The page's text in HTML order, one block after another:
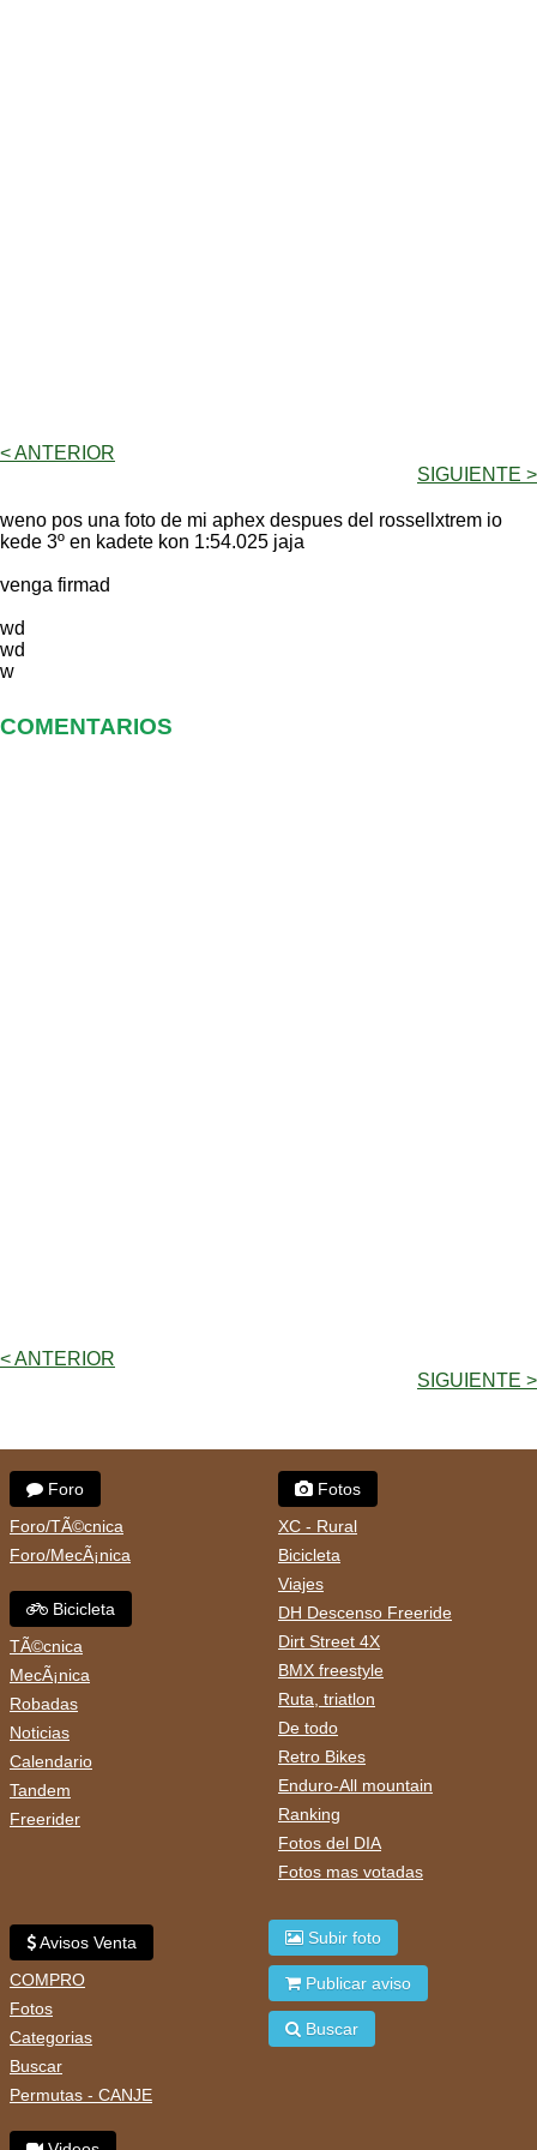
< ANTERIOR
SIGUIENTE >
weno pos una foto de mi aphex despues del rossellxtrem io
kede 3º en kadete kon 1:54.025 jaja
venga firmad
wd
wd
w
COMENTARIOS
< ANTERIOR
SIGUIENTE >
Foro
Foro/TÃ©cnica
Foro/MecÃ¡nica
Bicicleta
TÃ©cnica
MecÃ¡nica
Robadas
Noticias
Calendario
Tandem
Freerider
Fotos
XC - Rural
Bicicleta
Viajes
DH Descenso Freeride
Dirt Street 4X
BMX freestyle
Ruta, triatlon
De todo
Retro Bikes
Enduro-All mountain
Ranking
Fotos del DIA
Fotos mas votadas
Avisos Venta
COMPRO
Fotos
Categorias
Buscar
Permutas - CANJE
Subir foto
Publicar aviso
Buscar